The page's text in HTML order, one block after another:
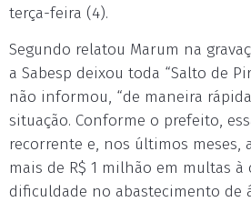
terça-feira (4).
Segundo relatou Marum na
a Sabesp deixou toda “Salto de
não informou, “de maneira rápida
situação. Conforme o prefeito,
recorrente e, nos últimos meses,
mais de R$ 1 milhão em multas à
dificuldade no abastecimento de